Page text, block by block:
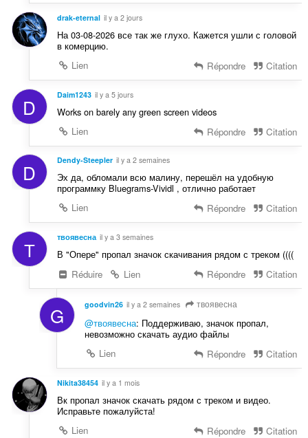
drak-eternal il y a 2 jours
На 03-08-2026 все так же глухо. Кажется ушли с головой
в комерцию.
Lien
Répondre Citation
D Daim1243 il y a 5 jours
Works on barely any green screen videos
Lien
Répondre Citation
D Dendy-Steepler il y a 2 semaines
Эх да, обломали всю малину, перешёл на удобную
программку Bluegrams-Vividl , отлично работает
Lien
Répondre Citation
Т твоявесна il y a 3 semaines
В "Опере" пропал значок скачивания рядом с треком ((((
Réduire
Lien Répondre Citation
G goodvin26 il y a 2 semaines твоявесна
@твоявесна: Поддерживаю, значок пропал,
невозможно скачать аудио файлы
Lien
Répondre Citation
Nikita38454 il y a 1 mois
Вк пропал значок скачать рядом с треком и видео.
Исправьте пожалуйста!
Lien
Répondre Citation